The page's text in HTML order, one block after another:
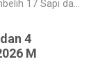
Qurban di Tahun 1447 H/2026 M
4
M